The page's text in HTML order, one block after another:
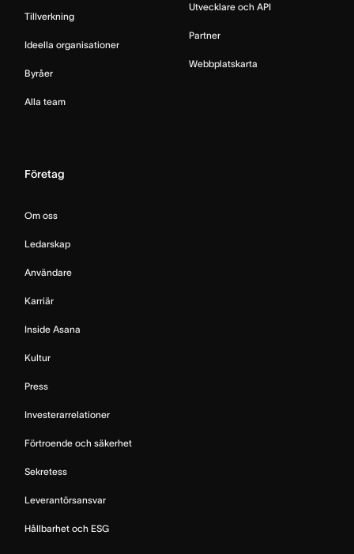
Tillverkning
Ideella organisationer
Byråer
Alla team
Utvecklare och API
Partner
Webbplatskarta
Företag
Om oss
Ledarskap
Användare
Karriär
Inside Asana
Kultur
Press
Investerarrelationer
Förtroende och säkerhet
Sekretess
Leverantörsansvar
Hållbarhet och ESG